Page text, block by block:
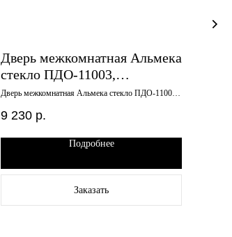
Дверь межкомнатная Альмека
стекло ПДО-11003,
лиственница светлая, сатин
белое, 900х2000
Дверь межкомнатная Альмека стекло ПДО-11003,
9 230 р.
Подробнее
Заказать